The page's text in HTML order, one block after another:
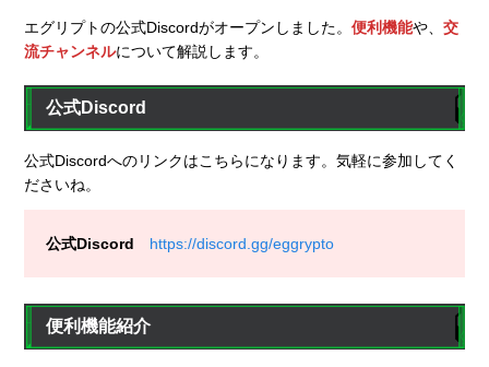
エグリプトの公式Discordがオープンしました。便利機能や、交
流チャンネルについて解説します。
公式Discord
公式Discordへのリンクはこちらになります。気軽に参加してく
ださいね。
公式Discord https://discord.gg/eggrypto
便利機能紹介